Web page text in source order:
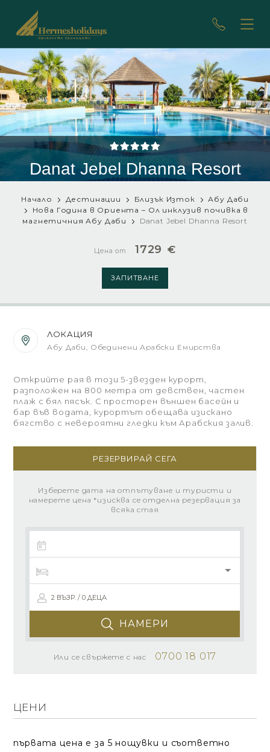
Danat Jebel Dhanna Resort
Начало Дестинации Близък Изток
Абу Даби
Нова Година в Ориента – Ол инклузив почивка в
магнетичния Абу Даби
Danat Jebel Dhanna Resort
Цена от 1729 €
ЗАПИТВАНЕ
ЛОКАЦИЯ
Абу Даби, Обединени Арабски Емирства
Открийте рая в този 5-звезден курорт,
разположен на 800 метра от девствен, частен
плаж с бял пясък. С просторен външен басейн и
бар във водата, курортът обещава изискано
бягство с невероятни гледки към Арабския залив.
РЕЗЕРВИРАЙ СЕГА
Изберете дата на отпътуване и туристи и
намерете цена *изисква се отделна резервация за
всяка стая
2 ВЪЗР. / 0 ДЕЦА
НАМЕРИ
Или се свържете с нас 0700 18 017
ЦЕНИ
първата цена е за 5 нощувки и съответно